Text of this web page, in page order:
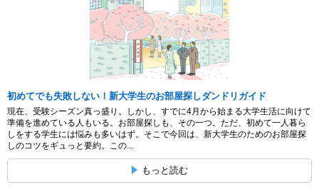
初めてでも失敗しない！新大学生のお部屋探しダンドリガイド
現在、受験シーズン真っ盛り。しかし、すでに4月から始まる大学生活に向けて
準備を進めている人もいる。お部屋探しも、その一つ。ただ、初めて一人暮ら
しをする学生には悩みも多いはず。そこで今回は、新大学生のためのお部屋探
しのコツをギュっと要約。この...
もっと読む